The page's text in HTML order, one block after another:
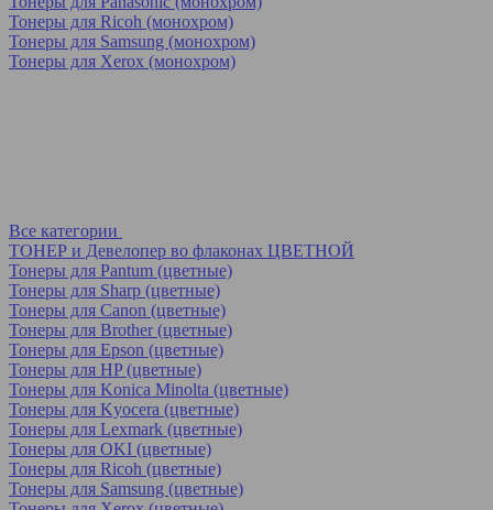
Тонеры для Ricoh (монохром)
Тонеры для Samsung (монохром)
Тонеры для Xerox (монохром)
Все категории
ТОНЕР и Девелопер во флаконах ЦВЕТНОЙ
Тонеры для Pantum (цветные)
Тонеры для Sharp (цветные)
Тонеры для Canon (цветные)
Тонеры для Brother (цветные)
Тонеры для Epson (цветные)
Тонеры для HP (цветные)
Тонеры для Konica Minolta (цветные)
Тонеры для Kyocera (цветные)
Тонеры для Lexmark (цветные)
Тонеры для OKI (цветные)
Тонеры для Ricoh (цветные)
Тонеры для Samsung (цветные)